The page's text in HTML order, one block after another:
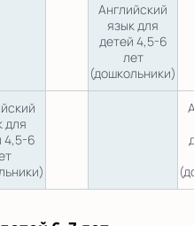
Английский
язык для
детей 4,5-6
лет
(дошкольники)
для
4,5-6